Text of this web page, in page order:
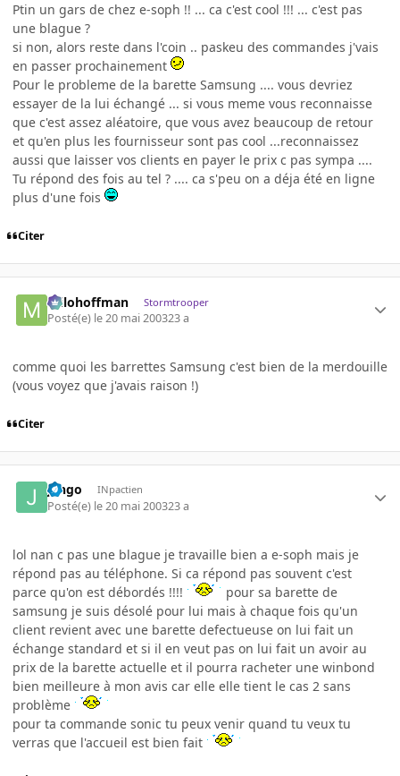
Ptin un gars de chez e-soph !! ... ca c'est cool !!! ... c'est pas
une blague ?
si non, alors reste dans l'coin .. paskeu des commandes j'vais
en passer prochainement
Pour le probleme de la barette Samsung .... vous devriez
essayer de la lui échangé ... si vous meme vous reconnaisse
que c'est assez aléatoire, que vous avez beaucoup de retour
et qu'en plus les fournisseur sont pas cool ...reconnaissez
aussi que laisser vos clients en payer le prix c pas sympa ....
Tu répond des fois au tel ? .... ca s'peu on a déja été en ligne
plus d'une fois
Citer
milohoffman Stormtrooper
Posté(e) le 20 mai 200323 a
comme quoi les barrettes Samsung c'est bien de la merdouille
(vous voyez que j'avais raison !)
Citer
jango INpactien
Posté(e) le 20 mai 200323 a
lol nan c pas une blague je travaille bien a e-soph mais je
répond pas au téléphone. Si ca répond pas souvent c'est
parce qu'on est débordés !!!!
pour sa barette de
samsung je suis désolé pour lui mais à chaque fois qu'un
client revient avec une barette defectueuse on lui fait un
échange standard et si il en veut pas on lui fait un avoir au
prix de la barette actuelle et il pourra racheter une winbond
bien meilleure à mon avis car elle elle tient le cas 2 sans
problème
pour ta commande sonic tu peux venir quand tu veux tu
verras que l'accueil est bien fait